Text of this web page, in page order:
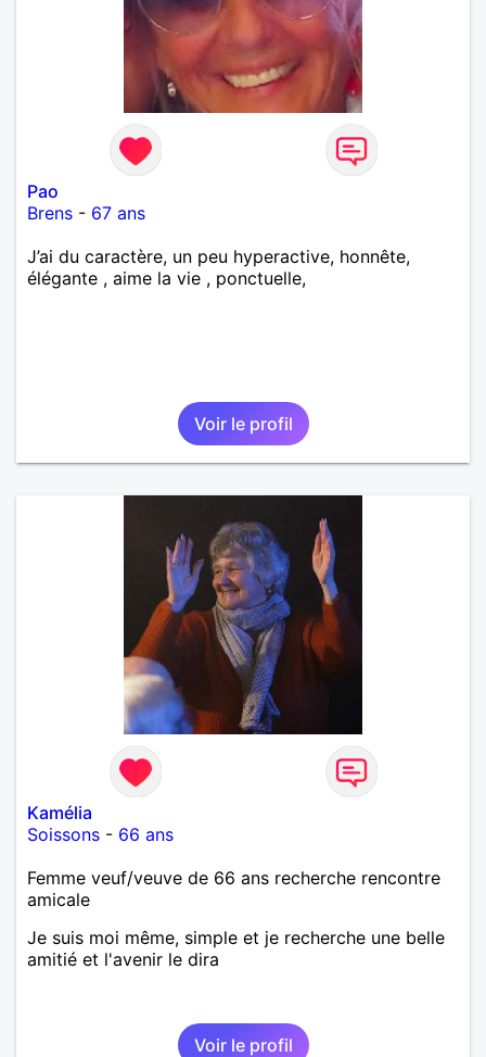
Pao
Brens - 67 ans
J’ai du caractère, un peu hyperactive, honnête,
élégante , aime la vie , ponctuelle,
Voir le profil
Kamélia
Soissons - 66 ans
Femme veuf/veuve de 66 ans recherche rencontre
amicale
Je suis moi même, simple et je recherche une belle
amitié et l'avenir le dira
Voir le profil